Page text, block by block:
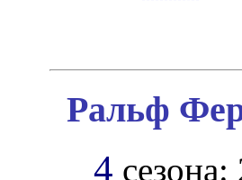
Ральф
4